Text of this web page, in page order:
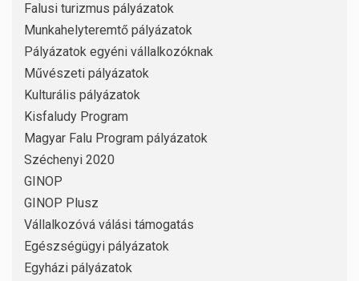
Falusi turizmus pályázatok
Munkahelyteremtő pályázatok
Pályázatok egyéni vállalkozóknak
Művészeti pályázatok
Kulturális pályázatok
Kisfaludy Program
Magyar Falu Program pályázatok
Széchenyi 2020
GINOP
GINOP Plusz
Vállalkozóvá válási támogatás
Egészségügyi pályázatok
Egyházi pályázatok